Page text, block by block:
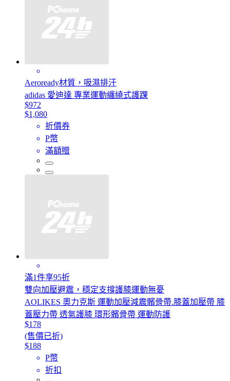
Aeroready材質，吸濕排汗
adidas 愛迪達 專業運動纏繞式護踝
$972
$1,080
折價券
P幣
滿額贈
滿1件享95折
雙向加壓避震，穩定支撐護膝運動無憂
AOLIKES 奧力克斯 運動加壓減震髕骨帶.膝蓋加壓帶 膝
蓋壓力帶 透氣護膝 環形髕骨帶 運動防護
$178
(售價已折)
$188
P幣
折扣